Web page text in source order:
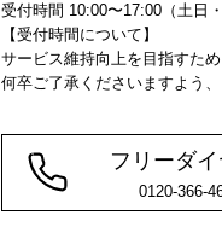
受付時間 10:00〜17:00（土日
【受付時間について】
サービス維持向上を目指すた
何卒ご了承くださいますよう
フリーダ
0120-366-